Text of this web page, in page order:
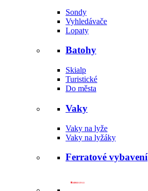
Sondy
Vyhledávače
Lopaty
Batohy
Skialp
Turistické
Do města
Vaky
Vaky na lyže
Vaky na lyžáky
Ferratové vybavení